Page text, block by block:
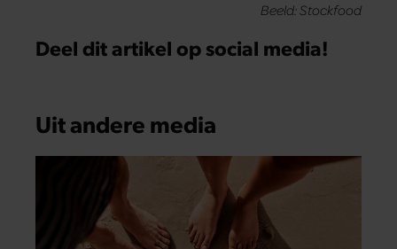
Beeld: Stockfood
Deel dit artikel op social media!
Uit andere media